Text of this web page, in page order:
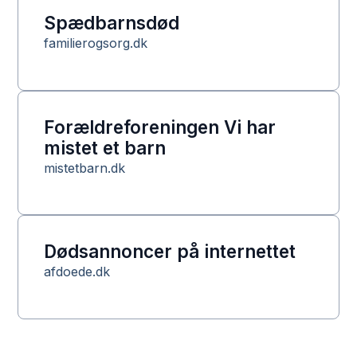
Spædbarnsdød
familierogsorg.dk
Forældreforeningen Vi har
mistet et barn
mistetbarn.dk
Dødsannoncer på internettet
afdoede.dk